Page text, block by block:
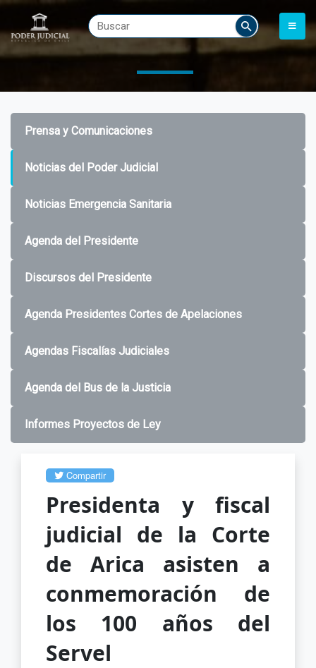
Prensa y Comunicaciones
Noticias del Poder Judicial
Noticias Emergencia Sanitaria
Agenda del Presidente
Discursos del Presidente
Agenda Presidentes Cortes de Apelaciones
Agendas Fiscalías Judiciales
Agenda del Bus de la Justicia
Informes Proyectos de Ley
Compartir
Presidenta y fiscal
judicial de la Corte
de Arica asisten a
conmemoración de
los 100 años del
Servel